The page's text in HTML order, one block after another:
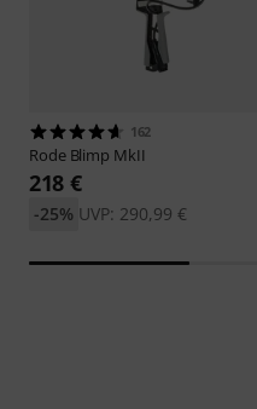
162
Rode Blimp MkII
218 €
UVP: 290,99 €
-25%